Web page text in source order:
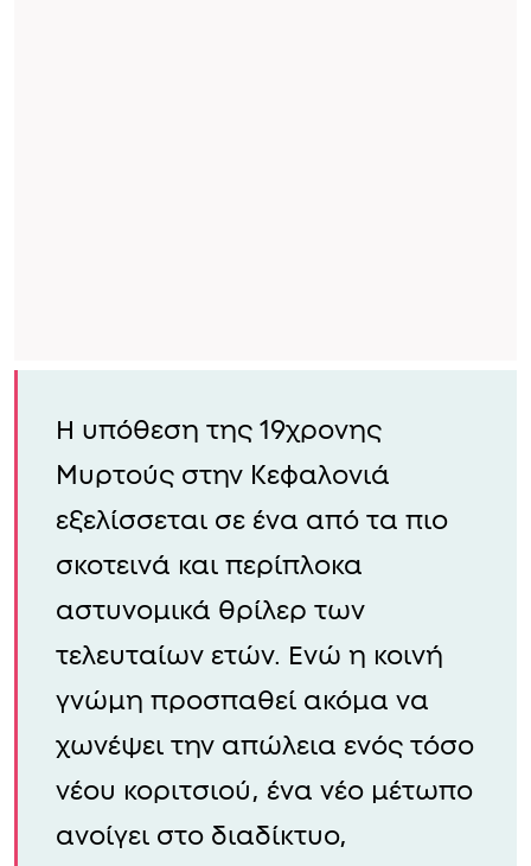
Η υπόθεση της 19χρονης
Μυρτούς στην Κεφαλονιά
εξελίσσεται σε ένα από τα πιο
σκοτεινά και περίπλοκα
αστυνομικά θρίλερ των
τελευταίων ετών. Ενώ η κοινή
γνώμη προσπαθεί ακόμα να
χωνέψει την απώλεια ενός τόσο
νέου κοριτσιού, ένα νέο μέτωπο
ανοίγει στο διαδίκτυο,